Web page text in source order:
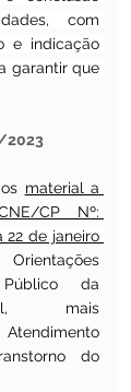
com
e indicação
garantir que
2023
material a
CP Nº:
22 de janeiro
da
mais
do